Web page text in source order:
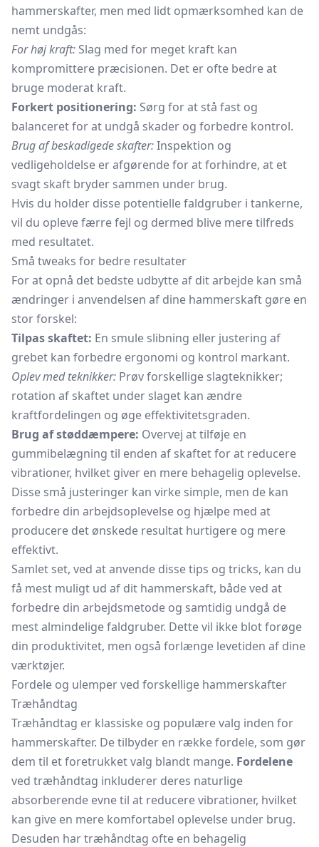
hammerskafter, men med lidt opmærksomhed kan de
nemt undgås:
For høj kraft: Slag med for meget kraft kan
kompromittere præcisionen. Det er ofte bedre at
bruge moderat kraft.
Forkert positionering: Sørg for at stå fast og
balanceret for at undgå skader og forbedre kontrol.
Brug af beskadigede skafter:Inspektion og
vedligeholdelse er afgørende for at forhindre, at et
svagt skaft bryder sammen under brug.
Hvis du holder disse potentielle faldgruber i tankerne,
vil du opleve færre fejl og dermed blive mere tilfreds
med resultatet.
Små tweaks for bedre resultater
For at opnå det bedste udbytte af dit arbejde kan små
ændringer i anvendelsen af dine hammerskaft gøre en
stor forskel:
Tilpas skaftet: En smule slibning eller justering af
grebet kan forbedre ergonomi og kontrol markant.
Oplev med teknikker: Prøv forskellige slagteknikker;
rotation af skaftet under slaget kan ændre
kraftfordelingen og øge effektivitetsgraden.
Brug af støddæmpere: Overvej at tilføje en
gummibelægning til enden af skaftet for at reducere
vibrationer, hvilket giver en mere behagelig oplevelse.
Disse små justeringer kan virke simple, men de kan
forbedre din arbejdsoplevelse og hjælpe med at
producere det ønskede resultat hurtigere og mere
effektivt.
Samlet set, ved at anvende disse tips og tricks, kan du
få mest muligt ud af dit hammerskaft, både ved at
forbedre din arbejdsmetode og samtidig undgå de
mest almindelige faldgruber. Dette vil ikke blot forøge
din produktivitet, men også forlænge levetiden af dine
værktøjer.
Fordele og ulemper ved forskellige hammerskafter
Træhåndtag
Træhåndtag er klassiske og populære valg inden for
hammerskafter. De tilbyder en række fordele, som gør
dem til et foretrukket valg blandt mange. Fordelene
ved træhåndtag inkluderer deres naturlige
absorberende evne til at reducere vibrationer, hvilket
kan give en mere komfortabel oplevelse under brug.
Desuden har træhåndtag ofte en behagelig